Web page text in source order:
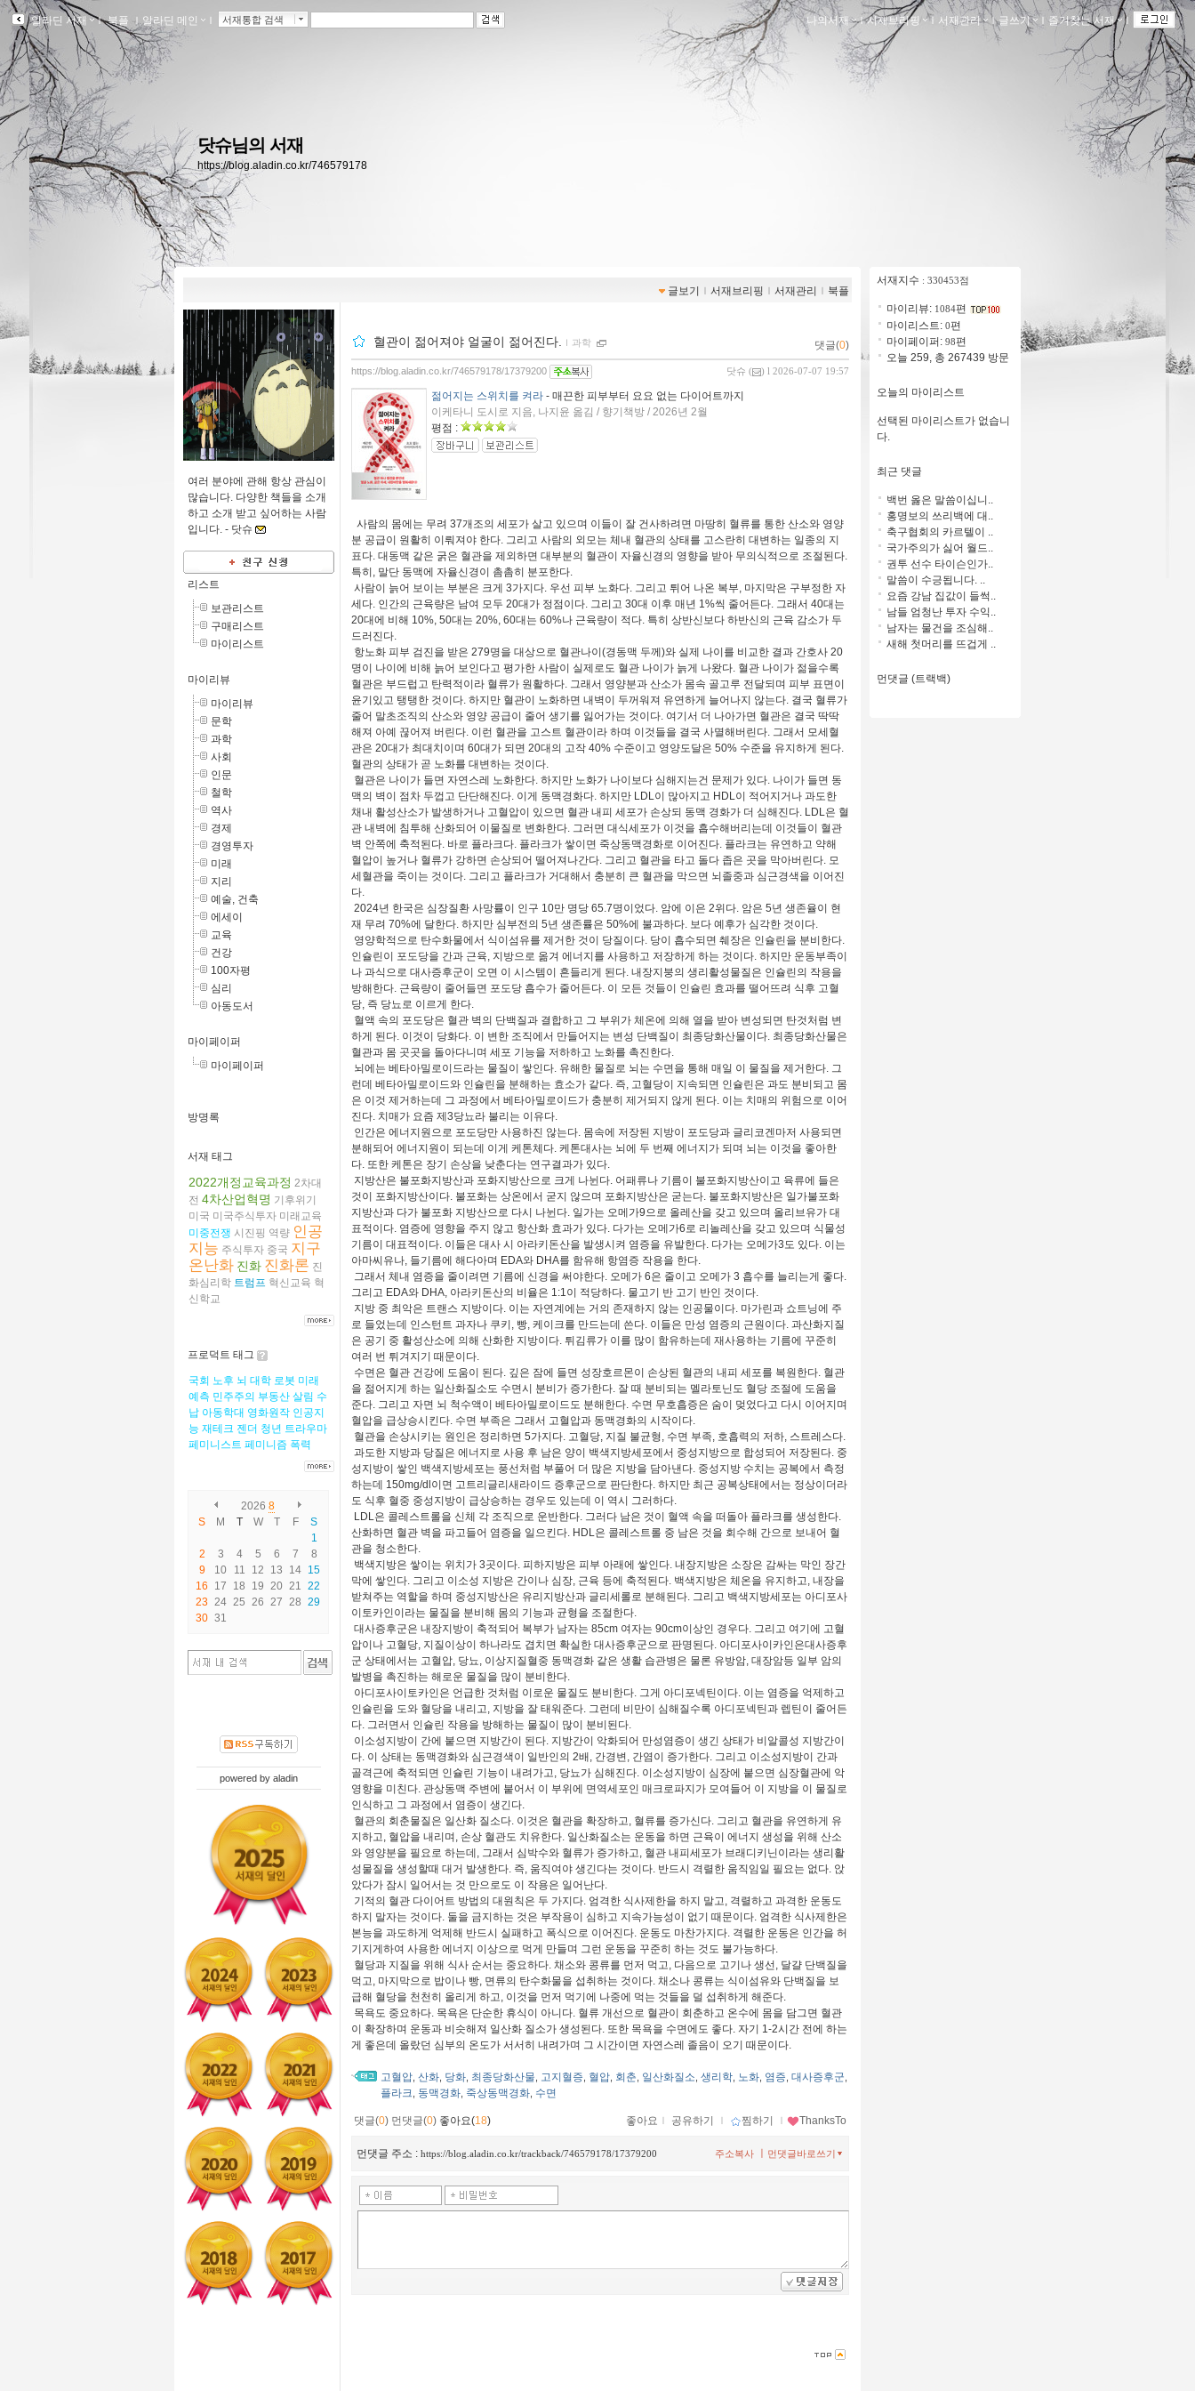
알라딘 서재 ｌ북플 ｌ알라딘 메인 서재통합 검색 나의서재 ｌ서재브리핑 ｌ 서재관리 ｌ글쓰기 ｌ 즐겨찾는 서재 ｌ
닷슈님의 서재
https://blog.aladin.co.kr/746579178
글보기 ｌ 서재브리핑 ｌ 서재관리 ｌ 북플
여러 분야에 관해 항상 관심이
많습니다. 다양한 책들을 소개
하고 소개 받고 싶어하는 사람
입니다. - 닷슈
리스트
보관리스트
구매리스트
마이리스트
마이리뷰
마이리뷰
문학
과학
사회
인문
철학
역사
경제
경영투자
미래
지리
예술, 건축
에세이
교육
건강
100자평
심리
아동도서
마이페이퍼
마이페이퍼
방명록
서재 태그
2022개정교육과정 2차대
전 4차산업혁명 기후위기
미국 미국주식투자 미래교육
미중전쟁 시진핑 역량 인공
지능 주식투자 중국 지구
온난화 진화 진화론 진
화심리학 트럼프 혁신교육 혁
신학교
프로덕트 태그
국회 노후 뇌 대학 로봇 미래
예측 민주주의 부동산 살림 수
납 아동학대 영화원작 인공지
능 재테크 젠더 청년 트라우마
페미니스트 페미니즘 폭력
2026 8
S
M T W T F
S
1
2
3 4 5 6 7
8
9
10 11 12 13 14 15
16
17 18 19 20 21 22
23 24 25 26 27 28 29
30 31
powered by aladin
혈관이 젊어져야 얼굴이 젊어진다. ｌ 과학 댓글(0)
닷슈 ( ) l 2026-07-07 19:57
https://blog.aladin.co.kr/746579178/17379200
젊어지는 스위치를 켜라 - 매끈한 피부부터 요요 없는 다이어트까지
이케타니 도시로 지음, 나지윤 옮김 / 향기책방 / 2026년 2월
평점 :
사람의 몸에는 무려 37개조의 세포가 살고 있으며 이들이 잘 건사하려면 마땅히 혈류를 통한 산소와 영양
분 공급이 원활히 이뤄져야 한다. 그리고 사람의 외모는 체내 혈관의 상태를 고스란히 대변하는 일종의 지
표다. 대동맥 같은 굵은 혈관을 제외하면 대부분의 혈관이 자율신경의 영향을 받아 무의식적으로 조절된다.
특히, 말단 동맥에 자율신경이 촘촘히 분포한다.
사람이 늙어 보이는 부분은 크게 3가지다. 우선 피부 노화다. 그리고 튀어 나온 복부, 마지막은 구부정한 자
세다. 인간의 근육량은 남여 모두 20대가 정점이다. 그리고 30대 이후 매년 1%씩 줄어든다. 그래서 40대는
20대에 비해 10%, 50대는 20%, 60대는 60%나 근육량이 적다. 특히 상반신보다 하반신의 근육 감소가 두
드러진다.
항노화 피부 검진을 받은 279명을 대상으로 혈관나이(경동맥 두께)와 실제 나이를 비교한 결과 간호사 20
명이 나이에 비해 늙어 보인다고 평가한 사람이 실제로도 혈관 나이가 늙게 나왔다. 혈관 나이가 젊을수록
혈관은 부드럽고 탄력적이라 혈류가 원활하다. 그래서 영양분과 산소가 몸속 골고루 전달되며 피부 표면이
윤기있고 탱탱한 것이다. 하지만 혈관이 노화하면 내벽이 두꺼워져 유연하게 늘어나지 않는다. 결국 혈류가
줄어 말초조직의 산소와 영양 공급이 줄어 생기를 잃어가는 것이다. 여기서 더 나아가면 혈관은 결국 딱딱
해져 아예 끊어져 버린다. 이런 혈관을 고스트 혈관이라 하며 이것들을 결국 사멸해버린다. 그래서 모세혈
관은 20대가 최대치이며 60대가 되면 20대의 고작 40% 수준이고 영양도달은 50% 수준을 유지하게 된다.
혈관의 상태가 곧 노화를 대변하는 것이다.
혈관은 나이가 들면 자연스레 노화한다. 하지만 노화가 나이보다 심해지는건 문제가 있다. 나이가 들면 동
맥의 벽이 점차 두껍고 단단해진다. 이게 동맥경화다. 하지만 LDL이 많아지고 HDL이 적어지거나 과도한
채내 활성산소가 발생하거나 고혈압이 있으면 혈관 내피 세포가 손상되 동맥 경화가 더 심해진다. LDL은 혈
관 내벽에 침투해 산화되어 이물질로 변화한다. 그러면 대식세포가 이것을 흡수해버리는데 이것들이 혈관
벽 안쪽에 축적된다. 바로 플라크다. 플라크가 쌓이면 죽상동맥경화로 이어진다. 플라크는 유연하고 약해
혈압이 높거나 혈류가 강하면 손상되어 떨어져나간다. 그리고 혈관을 타고 돌다 좁은 곳을 막아버린다. 모
세혈관을 죽이는 것이다. 그리고 플라크가 거대해서 충분히 큰 혈관을 막으면 뇌졸중과 심근경색을 이어진
다.
2024년 한국은 심장질환 사망률이 인구 10만 명당 65.7명이었다. 암에 이은 2위다. 암은 5년 생존율이 현
재 무려 70%에 달한다. 하지만 심부전의 5년 생존률은 50%에 불과하다. 보다 예후가 심각한 것이다.
영양학적으로 탄수화물에서 식이섬유를 제거한 것이 당질이다. 당이 흡수되면 췌장은 인슐린을 분비한다.
인슐린이 포도당을 간과 근육, 지방으로 옮겨 에너지를 사용하고 저장하게 하는 것이다. 하지만 운동부족이
나 과식으로 대사증후군이 오면 이 시스템이 흔들리게 된다. 내장지붕의 생리활성물질은 인슐린의 작용을
방해한다. 근육량이 줄어들면 포도당 흡수가 줄어든다. 이 모든 것들이 인슐린 효과를 떨어뜨려 식후 고혈
당, 즉 당뇨로 이르게 한다.
혈액 속의 포도당은 혈관 벽의 단백질과 결합하고 그 부위가 체온에 의해 열을 받아 변성되면 탄것처럼 변
하게 된다. 이것이 당화다. 이 변한 조직에서 만들어지는 변성 단백질이 최종당화산물이다. 최종당화산물은
혈관과 몸 곳곳을 돌아다니며 세포 기능을 저하하고 노화를 촉진한다.
뇌에는 베타아밀로이드라는 물질이 쌓인다. 유해한 물질로 뇌는 수면을 통해 매일 이 물질을 제거한다. 그
런데 베타아밀로이드와 인슐린을 분해하는 효소가 같다. 즉, 고혈당이 지속되면 인슐린은 과도 분비되고 몸
은 이것 제거하는데 그 과정에서 베타아밀로이드가 충분히 제거되지 않게 된다. 이는 치매의 위험으로 이어
진다. 치매가 요즘 제3당뇨라 불리는 이유다.
인간은 에너지원으로 포도당만 사용하진 않는다. 몸속에 저장된 지방이 포도당과 글리코겐마저 사용되면
분해되어 에너지원이 되는데 이게 케톤체다. 케톤대사는 뇌에 두 번째 에너지가 되며 뇌는 이것을 좋아한
다. 또한 케톤은 장기 손상을 낮춘다는 연구결과가 있다.
지방산은 불포화지방산과 포화지방산으로 크게 나뉜다. 어패류나 기름이 불포화지방산이고 육류에 들은
것이 포화지방산이다. 불포화는 상온에서 굳지 않으며 포화지방산은 굳는다. 불포화지방산은 일가불포화
지방산과 다가 불포화 지방산으로 다시 나뉜다. 일가는 오메가9으로 올레산을 갖고 있으며 올리브유가 대
표적이다. 염증에 영향을 주지 않고 항산화 효과가 있다. 다가는 오메가6로 리놀레산을 갖고 있으며 식물성
기름이 대표적이다. 이들은 대사 시 아라키돈산을 발생시켜 염증을 유발한다. 다가는 오메가3도 있다. 이는
아마씨유나, 들기름에 해다아며 EDA와 DHA를 함유해 항염증 작용을 한다.
그래서 체내 염증을 줄이려면 기름에 신경을 써야한다. 오메가 6은 줄이고 오메가 3 흡수를 늘리는게 좋다.
그리고 EDA와 DHA, 아라키돈산의 비율은 1:1이 적당하다. 물고기 반 고기 반인 것이다.
지방 중 최악은 트랜스 지방이다. 이는 자연계에는 거의 존재하지 않는 인공물이다. 마가린과 쇼트닝에 주
로 들었는데 인스턴트 과자나 쿠키, 빵, 케이크를 만드는데 쓴다. 이들은 만성 염증의 근원이다. 과산화지질
은 공기 중 활성산소에 의해 산화한 지방이다. 튀김류가 이를 많이 함유하는데 재사용하는 기름에 꾸준히
여러 번 튀겨지기 때문이다.
수면은 혈관 건강에 도움이 된다. 깊은 잠에 들면 성장호르몬이 손상된 혈관의 내피 세포를 복원한다. 혈관
을 젊어지게 하는 일산화질소도 수면시 분비가 증가한다. 잘 때 분비되는 멜라토닌도 혈당 조절에 도움을
준다. 그리고 자면 뇌 척수액이 베타아밀로이드도 분해한다. 수면 무호흡증은 숨이 멎었다고 다시 이어지며
혈압을 급상승시킨다. 수면 부족은 그래서 고혈압과 동맥경화의 시작이다.
혈관을 손상시키는 원인은 정리하면 5가지다. 고혈당, 지질 불균형, 수면 부족, 호흡력의 저하, 스트레스다.
과도한 지방과 당질은 에너지로 사용 후 남은 양이 백색지방세포에서 중성지방으로 합성되어 저장된다. 중
성지방이 쌓인 백색지방세포는 풍선처럼 부풀어 더 많은 지방을 담아낸다. 중성지방 수치는 공복에서 측정
하는데 150mg/dl이면 고트리글리새라이드 증후군으로 판단한다. 하지만 최근 공복상태에서는 정상이더라
도 식후 혈중 중성지방이 급상승하는 경우도 있는데 이 역시 그러하다.
LDL은 콜레스트롤을 신체 각 조직으로 운반한다. 그러다 남은 것이 혈액 속을 떠돌아 플라크를 생성한다.
산화하면 혈관 벽을 파고들어 염증을 일으킨다. HDL은 콜레스트롤 중 남은 것을 회수해 간으로 보내어 혈
관을 청소한다.
백색지방은 쌓이는 위치가 3곳이다. 피하지방은 피부 아래에 쌓인다. 내장지방은 소장은 감싸는 막인 장간
막에 쌓인다. 그리고 이소성 지방은 간이나 심장, 근육 등에 축적된다. 백색지방은 체온을 유지하고, 내장을
받쳐주는 역할을 하며 중성지방산은 유리지방산과 글리세롤로 분해된다. 그리고 백색지방세포는 아디포사
이토카인이라는 물질을 분비해 몸의 기능과 균형을 조절한다.
대사증후군은 내장지방이 축적되어 복부가 남자는 85cm 여자는 90cm이상인 경우다. 그리고 여기에 고혈
압이나 고혈당, 지질이상이 하나라도 겹치면 확실한 대사증후군으로 판명된다. 아디포사이카인은대사증후
군 상태에서는 고혈압, 당뇨, 이상지질혈중 동맥경화 같은 생활 습관병은 물론 유방암, 대장암등 일부 암의
발병을 촉진하는 해로운 물질을 많이 분비한다.
아디포사이토카인은 언급한 것처럼 이로운 물질도 분비한다. 그게 아디포넥틴이다. 이는 염증을 억제하고
인슐린을 도와 혈당을 내리고, 지방을 잘 태워준다. 그런데 비만이 심해질수록 아디포넥틴과 렙틴이 줄어든
다. 그러면서 인슐린 작용을 방해하는 물질이 많이 분비된다.
이소성지방이 간에 붙으면 지방간이 된다. 지방간이 악화되어 만성염증이 생긴 상태가 비알콜성 지방간이
다. 이 상태는 동맥경화와 심근경색이 일반인의 2배, 간경변, 간염이 증가한다. 그리고 이소성지방이 간과
골격근에 축적되면 인슐린 기능이 내려가고, 당뇨가 심해진다. 이소성지방이 심장에 붙으면 심장혈관에 악
영향을 미친다. 관상동맥 주변에 붙어서 이 부위에 면역세포인 매크로파지가 모여들어 이 지방을 이 물질로
인식하고 그 과정에서 염증이 생긴다.
혈관의 회춘물질은 일산화 질소다. 이것은 혈관을 확장하고, 혈류를 증가신다. 그리고 혈관을 유연하게 유
지하고, 혈압을 내리며, 손상 혈관도 치유한다. 일산화질소는 운동을 하면 근육이 에너지 생성을 위해 산소
와 영양분을 필요로 하는데, 그래서 심박수와 혈류가 증가하고, 혈관 내피세포가 브래디키닌이라는 생리활
성물질을 생성할때 대거 발생한다. 즉, 움직여야 생긴다는 것이다. 반드시 격렬한 움직임일 필요는 없다. 앉
았다가 잠시 일어서는 것 만으로도 이 작용은 일어난다.
기적의 혈관 다이어트 방법의 대원칙은 두 가지다. 엄격한 식사제한을 하지 말고, 격렬하고 과격한 운동도
하지 말자는 것이다. 둘을 금지하는 것은 부작용이 심하고 지속가능성이 없기 때문이다. 엄격한 식사제한은
본능을 과도하게 억제해 반드시 실패하고 폭식으로 이어진다. 운동도 마찬가지다. 격렬한 운동은 인간을 허
기지게하여 사용한 에너지 이상으로 먹게 만들며 그런 운동을 꾸준히 하는 것도 불가능하다.
혈당과 지질을 위해 식사 순서는 중요하다. 채소와 콩류를 먼저 먹고, 다음으로 고기나 생선, 달걀 단백질을
먹고, 마지막으로 밥이나 빵, 면류의 탄수화물을 섭취하는 것이다. 채소나 콩류는 식이섬유와 단백질을 보
급해 혈당을 천천히 올리게 하고, 이것을 먼저 먹기에 나중에 먹는 것들을 덜 섭취하게 해준다.
목욕도 중요하다. 목욕은 단순한 휴식이 아니다. 혈류 개선으로 혈관이 회춘하고 온수에 몸을 담그면 혈관
이 확장하며 운동과 비슷해져 일산화 질소가 생성된다. 또한 목욕을 수면에도 좋다. 자기 1-2시간 전에 하는
게 좋은데 올랐던 심부의 온도가 서서히 내려가며 그 시간이면 자연스레 졸음이 오기 때문이다.
고혈압, 산화, 당화, 최종당화산물, 고지혈증, 혈압, 회춘, 일산화질소, 생리학, 노화, 염증, 대사증후군,
플라크, 동맥경화, 죽상동맥경화, 수면
댓글(0) 먼댓글(0) 좋아요(18) 좋아요 ｌ 공유하기 ｌ 찜하기 ｌ ThanksTo
먼댓글 주소 : https://blog.aladin.co.kr/trackback/746579178/17379200 먼댓글바로쓰기
주소복사
서재지수 : 330453점
마이리뷰: 1084편
마이리스트: 0편
마이페이퍼: 98편
오늘 259, 총 267439 방문
오늘의 마이리스트
선택된 마이리스트가 없습니
다.
최근 댓글
백번 옳은 말씀이십니..
홍명보의 쓰리백에 대..
축구협회의 카르텔이 ..
국가주의가 싫어 월드..
권투 선수 타이슨인가..
말씀이 수긍됩니다. ..
요즘 강남 집값이 들썩..
남들 엄청난 투자 수익..
남자는 물건을 조심해..
새해 첫머리를 뜨겁게 ..
먼댓글 (트랙백)